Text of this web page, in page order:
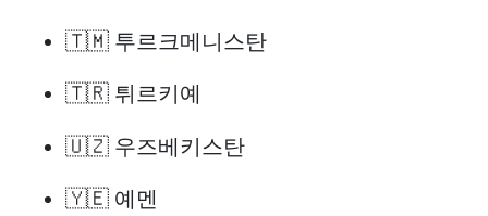
🇹🇲 투르크메니스탄
🇹🇷 튀르키예
🇺🇿 우즈베키스탄
🇾🇪 예멘